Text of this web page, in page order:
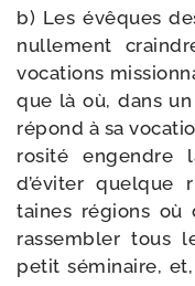
b) Les évêques
nul­le­ment
voca­tions
que là où, dans
répond à sa
ro­si­té engendre
d’éviter quelque
taines régions où
ras­sem­bler tous
petit sémi­naire,